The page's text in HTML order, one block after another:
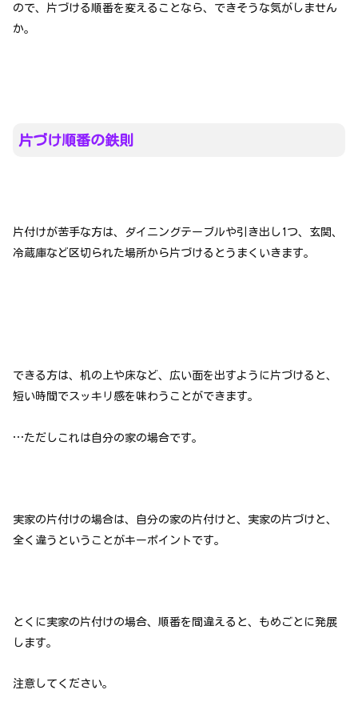
ので、片づける順番を変えることなら、できそうな気がしません
か。
片づけ順番の鉄則
片付けが苦手な方は、ダイニングテーブルや引き出し1つ、玄関、
冷蔵庫など区切られた場所から片づけるとうまくいきます。
できる方は、机の上や床など、広い面を出すように片づけると、
短い時間でスッキリ感を味わうことができます。
…ただしこれは自分の家の場合です。
実家の片付けの場合は、自分の家の片付けと、実家の片づけと、
全く違うということがキーポイントです。
とくに実家の片付けの場合、順番を間違えると、もめごとに発展
します。
注意してください。